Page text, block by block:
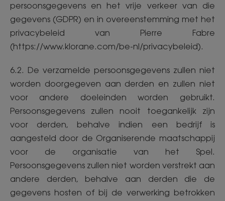
persoonsgegevens en het vrije verkeer van die
gegevens (GDPR) en in overeenstemming met het
privacybeleid van Pierre Fabre
(https://www.klorane.com/be-nl/privacybeleid).
6.2. De verzamelde persoonsgegevens zullen niet
worden doorgegeven aan derden en zullen niet
voor andere doeleinden worden gebruikt.
Persoonsgegevens zullen nooit toegankelijk zijn
voor derden, behalve indien een bedrijf is
aangesteld door de Organiserende maatschappij
voor de organisatie van het Spel.
Persoonsgegevens zullen niet worden verstrekt aan
andere derden, behalve aan derden die de
gegevens hosten of bij de verwerking betrokken